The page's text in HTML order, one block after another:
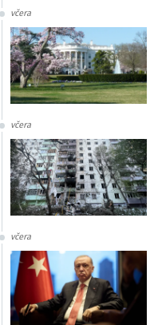
včera
včera
včera